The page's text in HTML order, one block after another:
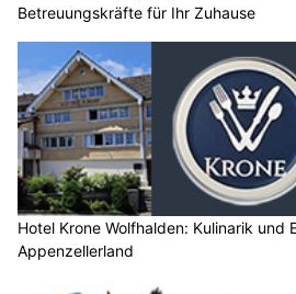
Betreuungskräfte für Ihr Zuhause
Hotel Krone Wolfhalden: Kulinarik und
Appenzellerland